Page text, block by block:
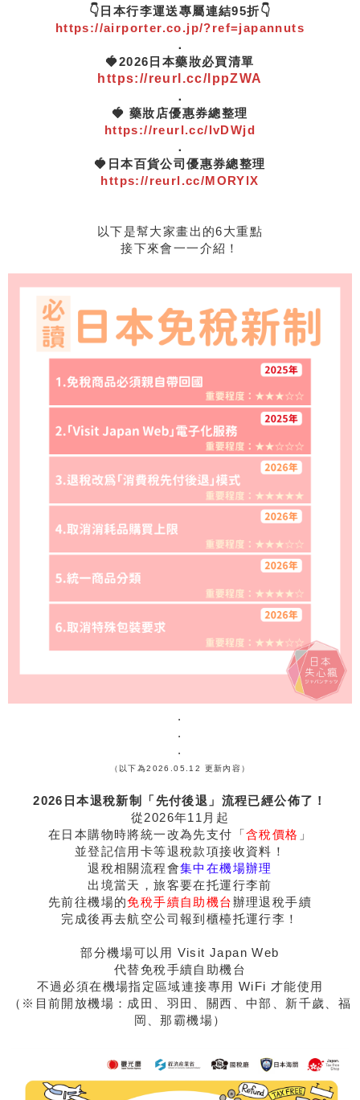
👇日本行李運送專屬連結95折👇
https://airporter.co.jp/?ref=japannuts
．
🍓2026日本藥妝必買清單
https://reurl.cc/lppZWA
．
🍓 藥妝店優惠券總整理
https://reurl.cc/lvDWjd
．
🍓日本百貨公司優惠券總整理
https://reurl.cc/MORYlX
以下是幫大家畫出的6大重點
接下來會一一介紹！
.
.
.
（以下為2026.05.12 更新內容）
2026日本退稅新制「先付後退」流程已經公佈了！
從2026年11月起
在日本購物時將統一改為先支付「含稅價格 」
並登記信用卡等退稅款項接收資料！
退稅相關流程會集中在機場辦理
出境當天，旅客要在托運行李前
先前往機場的免稅手續自助機台辦理退稅手續
完成後再去航空公司報到櫃檯托運行李！
部分機場可以用 Visit Japan Web
代替免稅手續自助機台
不過必須在機場指定區域連接專用 WiFi 才能使用
（※目前開放機場：成田、羽田、關西、中部、新千歲、福
岡、那霸機場）